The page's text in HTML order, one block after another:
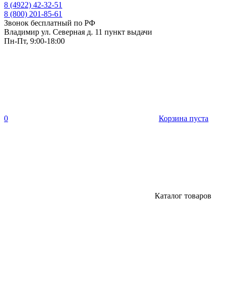
8 (4922) 42-32-51
8 (800) 201-85-61
Звонок бесплатный по РФ
Владимир ул. Северная д. 11 пункт выдачи
Пн-Пт, 9:00-18:00
0 Корзина пуста
Каталог товаров